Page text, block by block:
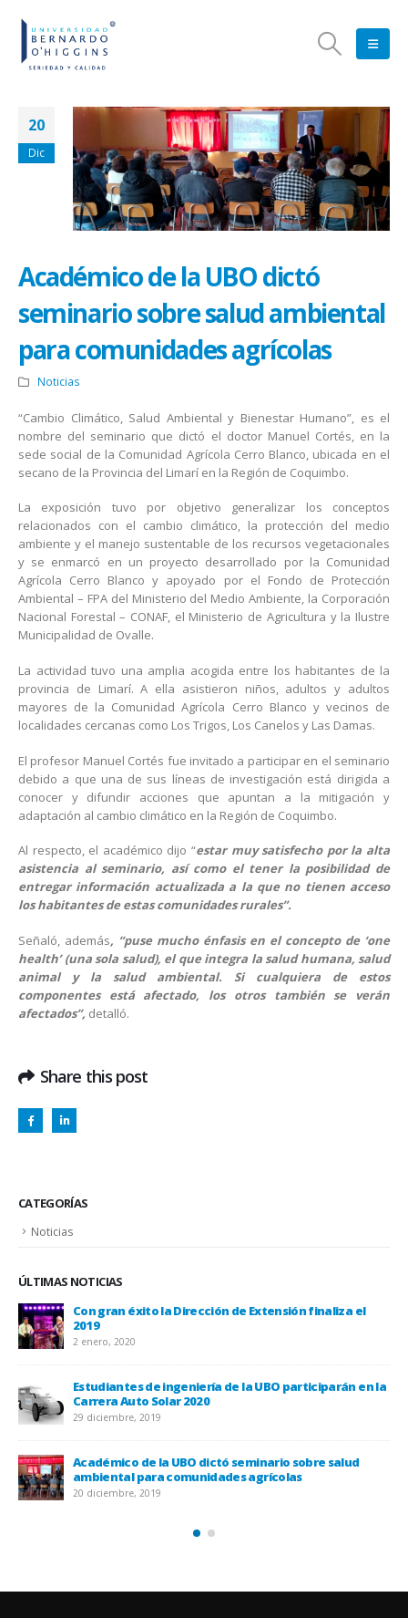
20
Dic
Académico de la UBO dictó
seminario sobre salud ambiental
para comunidades agrícolas
Noticias
“Cambio Climático, Salud Ambiental y Bienestar Humano”, es el
nombre del seminario que dictó el doctor Manuel Cortés, en la
sede social de la Comunidad Agrícola Cerro Blanco, ubicada en el
secano de la Provincia del Limarí en la Región de Coquimbo.
La exposición tuvo por objetivo generalizar los conceptos
relacionados con el cambio climático, la protección del medio
ambiente y el manejo sustentable de los recursos vegetacionales
y se enmarcó en un proyecto desarrollado por la Comunidad
Agrícola Cerro Blanco y apoyado por el Fondo de Protección
Ambiental – FPA del Ministerio del Medio Ambiente, la Corporación
Nacional Forestal – CONAF, el Ministerio de Agricultura y la Ilustre
Municipalidad de Ovalle.
La actividad tuvo una amplia acogida entre los habitantes de la
provincia de Limarí. A ella asistieron niños, adultos y adultos
mayores de la Comunidad Agrícola Cerro Blanco y vecinos de
localidades cercanas como Los Trigos, Los Canelos y Las Damas.
El profesor Manuel Cortés fue invitado a participar en el seminario
debido a que una de sus líneas de investigación está dirigida a
conocer y difundir acciones que apuntan a la mitigación y
adaptación al cambio climático en la Región de Coquimbo.
Al respecto, el académico dijo “estar muy satisfecho por la alta
asistencia al seminario, así como el tener la posibilidad de
entregar información actualizada a la que no tienen acceso
los habitantes de estas comunidades rurales”.
Señaló, además, “puse mucho énfasis en el concepto de ‘one
health’ (una sola salud), el que integra la salud humana, salud
animal y la salud ambiental. Si cualquiera de estos
componentes está afectado, los otros también se verán
afectados”, detalló.
Share this post
CATEGORÍAS
Noticias
ÚLTIMAS NOTICIAS
Con gran éxito la Dirección de Extensión finaliza el
2019
2 enero, 2020
Estudiantes de ingeniería de la UBO participarán en la
Carrera Auto Solar 2020
29 diciembre, 2019
Académico de la UBO dictó seminario sobre salud
ambiental para comunidades agrícolas
20 diciembre, 2019